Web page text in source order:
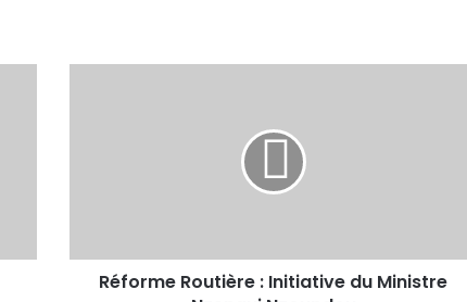
Réforme Routière : Initiative du Ministre